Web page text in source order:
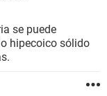
se puede
hipecoico sólido